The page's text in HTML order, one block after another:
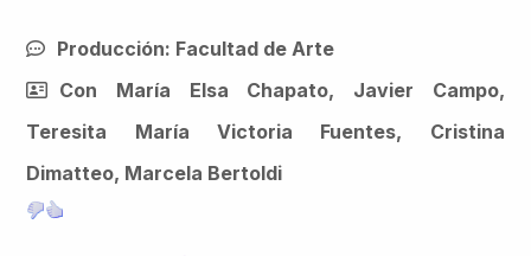
Producción: Facultad de Arte
Con María Elsa Chapato, Javier Campo,
Teresita María Victoria Fuentes, Cristina
Dimatteo, Marcela Bertoldi